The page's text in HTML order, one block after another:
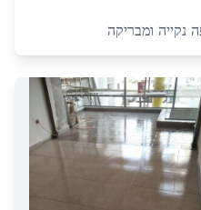
נקייה ומבריקה